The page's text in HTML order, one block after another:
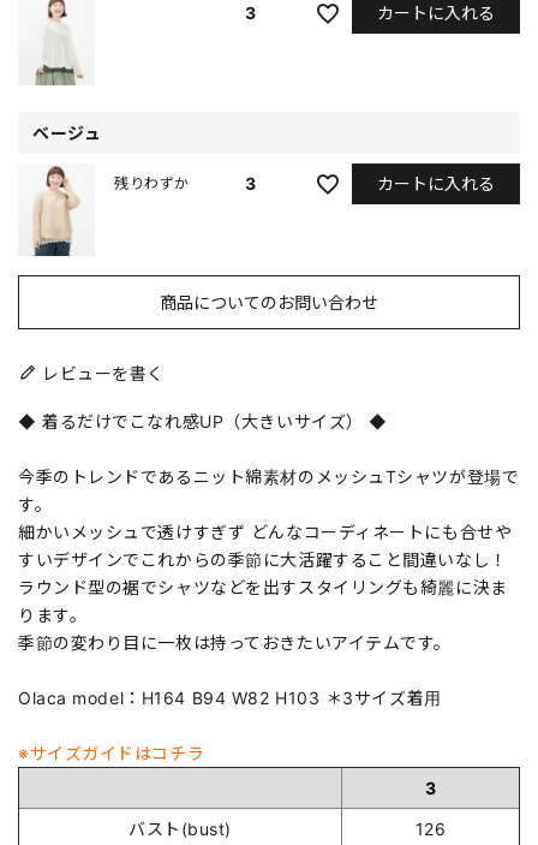
3 カートに入れる
ベージュ
3
残りわずか カートに入れる
商品についてのお問い合わせ
レビューを書く
◆ 着るだけでこなれ感UP（大きいサイズ） ◆
今季のトレンドであるニット綿素材のメッシュTシャツが登場で
す。
細かいメッシュで透けすぎず どんなコーディネートにも合せや
すいデザインでこれからの季節に大活躍すること間違いなし！
ラウンド型の裾でシャツなどを出すスタイリングも綺麗に決ま
ります。
季節の変わり目に一枚は持っておきたいアイテムです。
Olaca model：H164 B94 W82 H103 ＊3サイズ着用
※サイズガイドはコチラ
3
バスト(bust)
126